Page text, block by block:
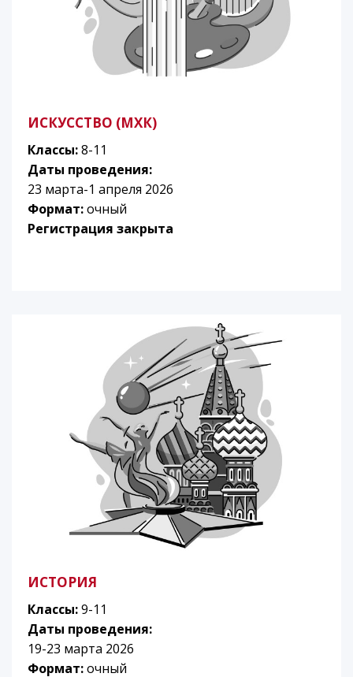
ИСКУССТВО (МХК)
Классы:8-11
Даты проведения:
23 марта-1 апреля 2026
Формат:очный
Регистрация закрыта
ИСТОРИЯ
Классы:9-11
Даты проведения:
19-23 марта 2026
Формат:очный